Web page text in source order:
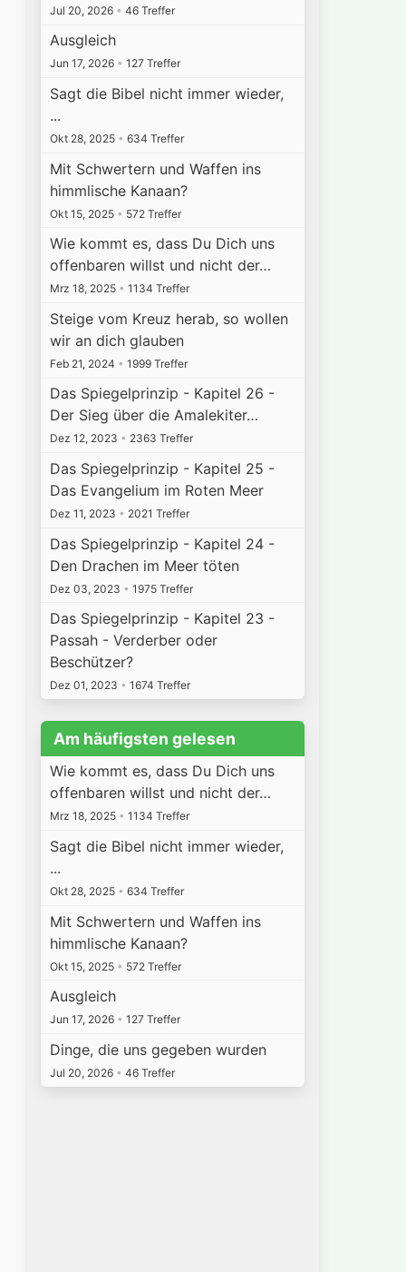
Jul 20, 2026 • 46 Treffer
Ausgleich
Jun 17, 2026 • 127 Treffer
Sagt die Bibel nicht immer wieder,
...
Okt 28, 2025 • 634 Treffer
Mit Schwertern und Waffen ins
himmlische Kanaan?
Okt 15, 2025 • 572 Treffer
Wie kommt es, dass Du Dich uns
offenbaren willst und nicht der…
Mrz 18, 2025 • 1134 Treffer
Steige vom Kreuz herab, so wollen
wir an dich glauben
Feb 21, 2024 • 1999 Treffer
Das Spiegelprinzip - Kapitel 26 -
Der Sieg über die Amalekiter…
Dez 12, 2023 • 2363 Treffer
Das Spiegelprinzip - Kapitel 25 -
Das Evangelium im Roten Meer
Dez 11, 2023 • 2021 Treffer
Das Spiegelprinzip - Kapitel 24 -
Den Drachen im Meer töten
Dez 03, 2023 • 1975 Treffer
Das Spiegelprinzip - Kapitel 23 -
Passah - Verderber oder
Beschützer?
Dez 01, 2023 • 1674 Treffer
Am häufigsten gelesen
Wie kommt es, dass Du Dich uns
offenbaren willst und nicht der…
Mrz 18, 2025 • 1134 Treffer
Sagt die Bibel nicht immer wieder,
...
Okt 28, 2025 • 634 Treffer
Mit Schwertern und Waffen ins
himmlische Kanaan?
Okt 15, 2025 • 572 Treffer
Ausgleich
Jun 17, 2026 • 127 Treffer
Dinge, die uns gegeben wurden
Jul 20, 2026 • 46 Treffer